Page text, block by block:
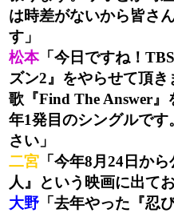
は時差がないから皆さ
す」
松本「今日ですね！
ズン2』をやらせて頂
歌『Find The Answer
年1発目のシングルで
さい」
二宮 「今年8月24日か
人』という映画に出て
大野 「去年やった『忍